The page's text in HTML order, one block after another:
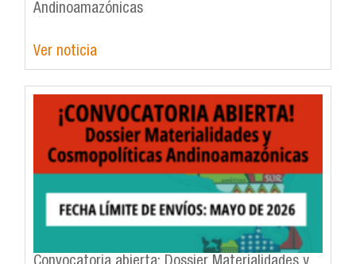
Andinoamazónicas
Ver noticia